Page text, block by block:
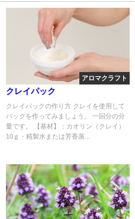
アロマクラフト
クレイパック
クレイパックの作り方 クレイを使用して
パックを作ってみましょう。 一回分の分
量です。 【基材】：カオリン（クレイ）
10ｇ・精製水または芳香蒸...